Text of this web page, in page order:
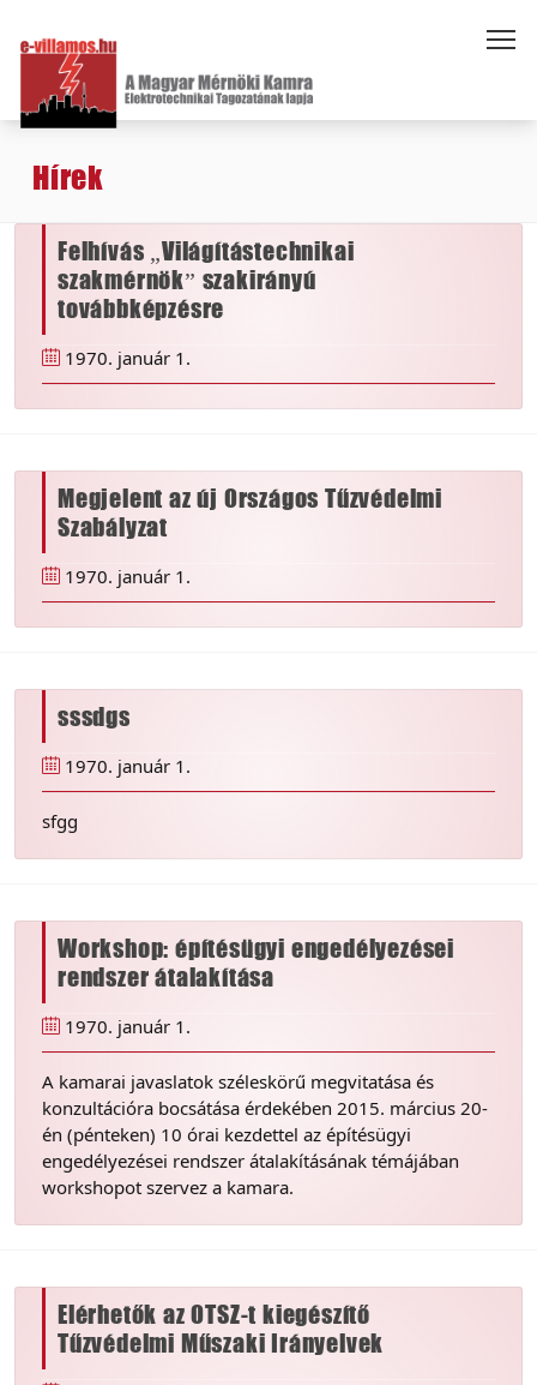
Hírek
Felhívás „Világítástechnikai
szakmérnök” szakirányú
továbbképzésre
1970. január 1.
Megjelent az új Országos Tűzvédelmi
Szabályzat
1970. január 1.
sssdgs
1970. január 1.
sfgg
Workshop: építésügyi engedélyezései
rendszer átalakítása
1970. január 1.
A kamarai javaslatok széleskörű megvitatása és
konzultációra bocsátása érdekében 2015. március 20-
én (pénteken) 10 órai kezdettel az építésügyi
engedélyezései rendszer átalakításának témájában
workshopot szervez a kamara.
Elérhetők az OTSZ-t kiegészítő
Tűzvédelmi Műszaki Irányelvek